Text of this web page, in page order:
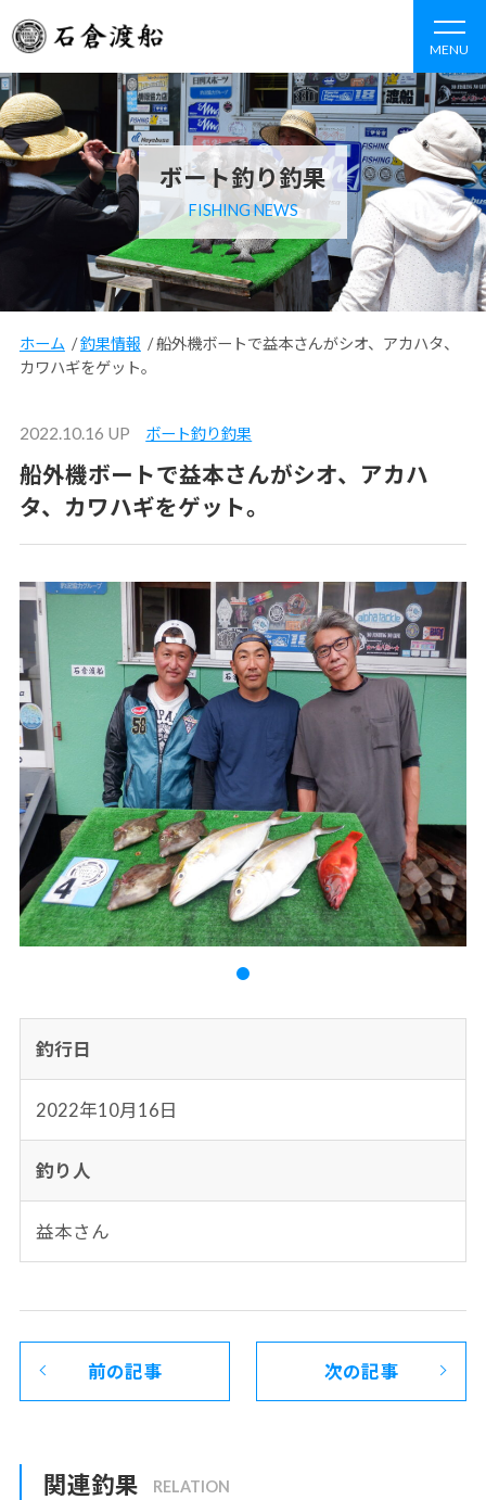
MENU
ボート釣り釣果
FISHING NEWS
ホーム /釣果情報 /船外機ボートで益本さんがシオ、アカハタ、
カワハギをゲット。
2022.10.16 UP ボート釣り釣果
船外機ボートで益本さんがシオ、アカハ
タ、カワハギをゲット。
釣行日
2022年10月16日
釣り人
益本さん
前の記事 次の記事
関連釣果